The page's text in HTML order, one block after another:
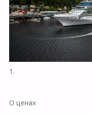
1.
О ценах